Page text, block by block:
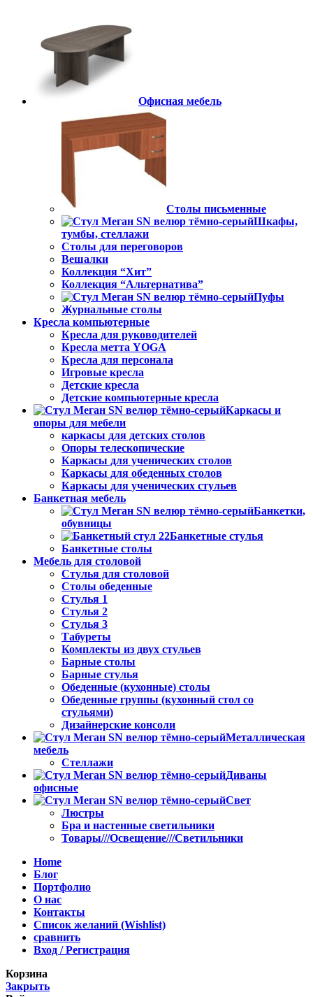
Офисная мебель
Столы письменные
Шкафы,
тумбы, стеллажи
Столы для переговоров
Вешалки
Коллекция “Хит”
Коллекция “Альтернатива”
Пуфы
Журнальные столы
Кресла компьютерные
Кресла для руководителей
Кресла метта YOGA
Кресла для персонала
Игровые кресла
Детские кресла
Детские компьютерные кресла
Каркасы и
опоры для мебели
каркасы для детских столов
Опоры телескопические
Каркасы для ученических столов
Каркасы для обеденных столов
Каркасы для ученических стульев
Банкетная мебель
Банкетки,
обувницы
Банкетные стулья
Банкетные столы
Мебель для столовой
Стулья для столовой
Столы обеденные
Стулья 1
Стулья 2
Стулья 3
Табуреты
Комплекты из двух стульев
Барные столы
Барные стулья
Обеденные (кухонные) столы
Обеденные группы (кухонный стол со
стульями)
Дизайнерские консоли
Металлическая
мебель
Стеллажи
Диваны
офисные
Свет
Люстры
Бра и настенные светильники
Товары///Освещение///Светильники
Home
Блог
Портфолио
О нас
Контакты
Список желаний (Wishlist)
сравнить
Вход / Регистрация
Корзина
Закрыть